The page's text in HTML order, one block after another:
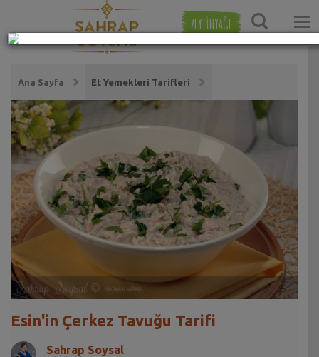
ZEYTİNYAĞI
Ana Sayfa Et Yemekleri Tarifleri
Esin'in Çerkez Tavuğu Tarifi
Sahrap Soysal